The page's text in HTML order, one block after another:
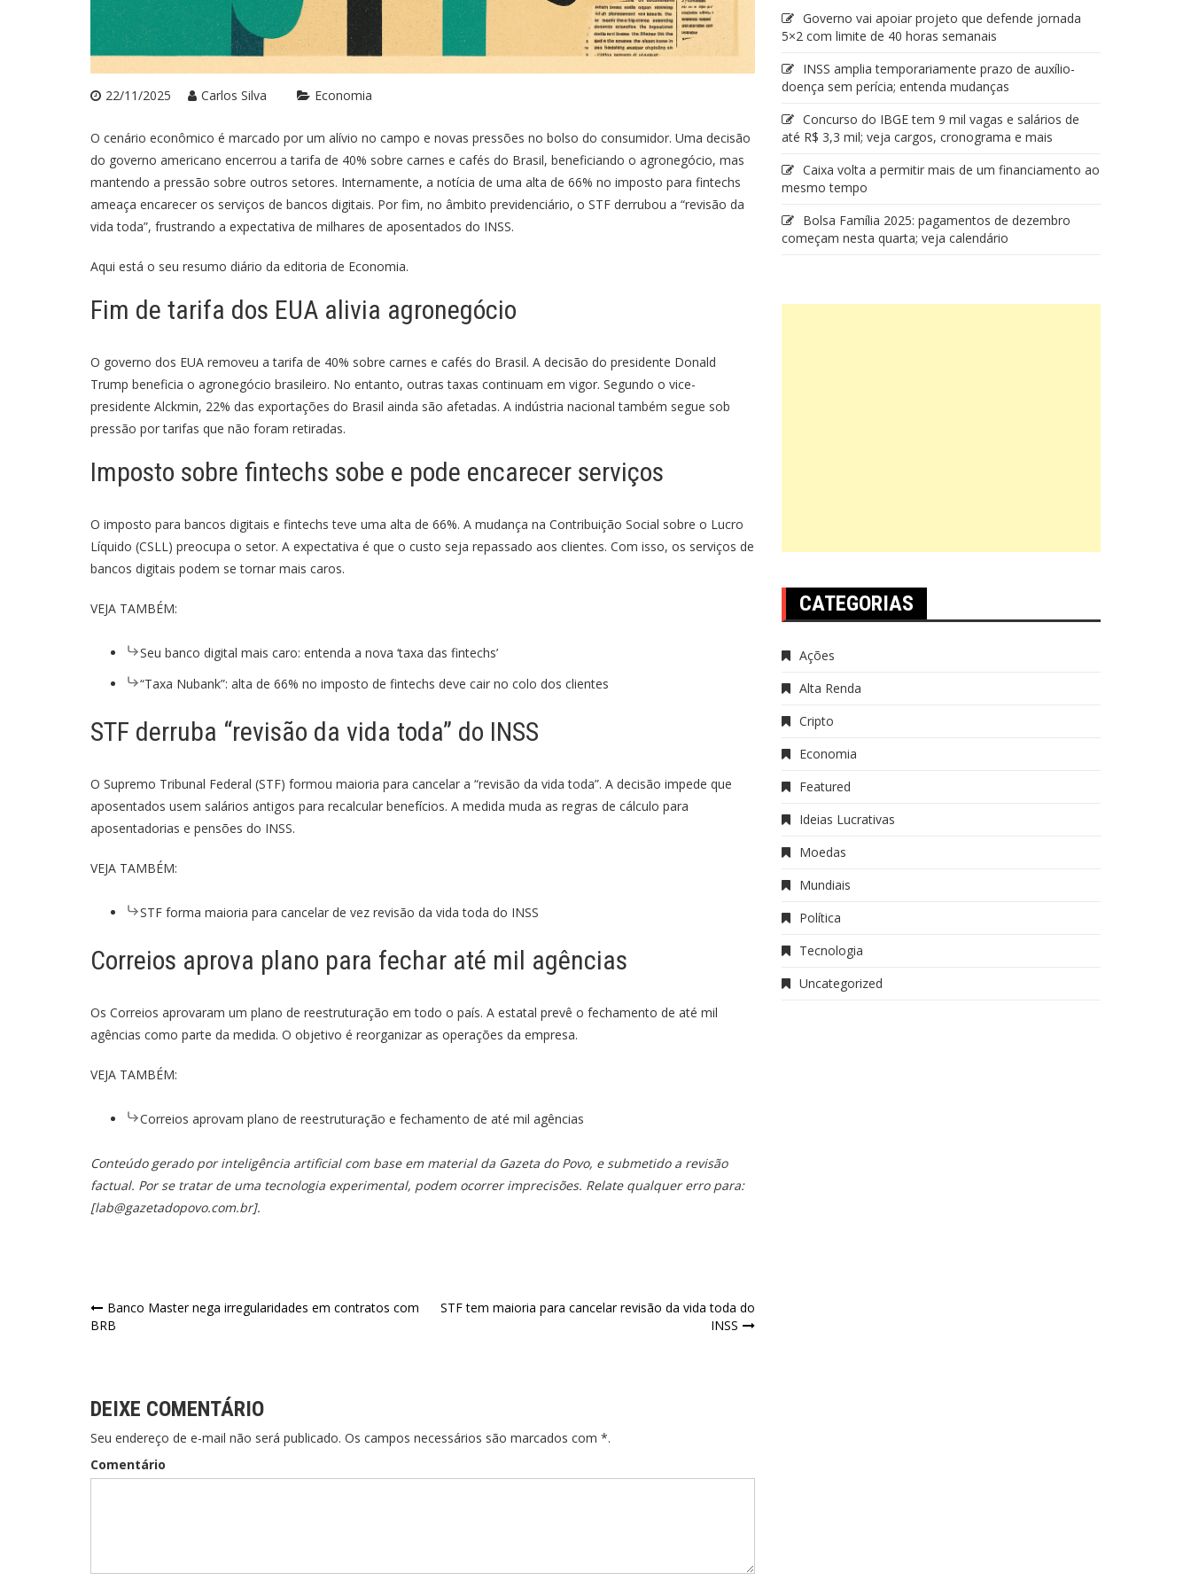
22/11/2025 Carlos Silva Economia
O cenário econômico é marcado por um alívio no campo e novas pressões no bolso do consumidor. Uma decisão
do governo americano encerrou a tarifa de 40% sobre carnes e cafés do Brasil, beneficiando o agronegócio, mas
mantendo a pressão sobre outros setores. Internamente, a notícia de uma alta de 66% no imposto para fintechs
ameaça encarecer os serviços de bancos digitais. Por fim, no âmbito previdenciário, o STF derrubou a “revisão da
vida toda”, frustrando a expectativa de milhares de aposentados do INSS.
Aqui está o seu resumo diário da editoria de Economia.
Fim de tarifa dos EUA alivia agronegócio
O governo dos EUA removeu a tarifa de 40% sobre carnes e cafés do Brasil. A decisão do presidente Donald
Trump beneficia o agronegócio brasileiro. No entanto, outras taxas continuam em vigor. Segundo o vice-
presidente Alckmin, 22% das exportações do Brasil ainda são afetadas. A indústria nacional também segue sob
pressão por tarifas que não foram retiradas.
Imposto sobre fintechs sobe e pode encarecer serviços
O imposto para bancos digitais e fintechs teve uma alta de 66%. A mudança na Contribuição Social sobre o Lucro
Líquido (CSLL) preocupa o setor. A expectativa é que o custo seja repassado aos clientes. Com isso, os serviços de
bancos digitais podem se tornar mais caros.
VEJA TAMBÉM:
Seu banco digital mais caro: entenda a nova ‘taxa das fintechs’
“Taxa Nubank”: alta de 66% no imposto de fintechs deve cair no colo dos clientes
STF derruba “revisão da vida toda” do INSS
O Supremo Tribunal Federal (STF) formou maioria para cancelar a “revisão da vida toda”. A decisão impede que
aposentados usem salários antigos para recalcular benefícios. A medida muda as regras de cálculo para
aposentadorias e pensões do INSS.
VEJA TAMBÉM:
STF forma maioria para cancelar de vez revisão da vida toda do INSS
Correios aprova plano para fechar até mil agências
Os Correios aprovaram um plano de reestruturação em todo o país. A estatal prevê o fechamento de até mil
agências como parte da medida. O objetivo é reorganizar as operações da empresa.
VEJA TAMBÉM:
Correios aprovam plano de reestruturação e fechamento de até mil agências
Conteúdo gerado por inteligência artificial com base em material da Gazeta do Povo, e submetido a revisão
factual. Por se tratar de uma tecnologia experimental, podem ocorrer imprecisões. Relate qualquer erro para:
[lab@gazetadopovo.com.br].
Navegação
Banco Master nega irregularidades em contratos com
BRB
STF tem maioria para cancelar revisão da vida toda do
INSS
DEIXE COMENTÁRIO
Seu endereço de e-mail não será publicado. Os campos necessários são marcados com *.
Comentário
Governo vai apoiar projeto que defende jornada
5×2 com limite de 40 horas semanais
INSS amplia temporariamente prazo de auxílio-
doença sem perícia; entenda mudanças
Concurso do IBGE tem 9 mil vagas e salários de
até R$ 3,3 mil; veja cargos, cronograma e mais
Caixa volta a permitir mais de um financiamento ao
mesmo tempo
Bolsa Família 2025: pagamentos de dezembro
começam nesta quarta; veja calendário
CATEGORIAS
Ações
Alta Renda
Cripto
Economia
Featured
Ideias Lucrativas
Moedas
Mundiais
Política
Tecnologia
Uncategorized